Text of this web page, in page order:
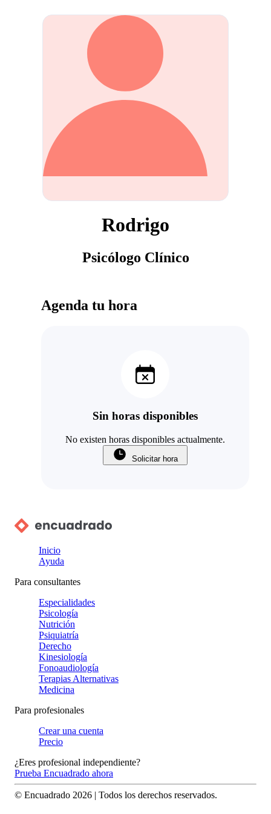
Rodrigo
Psicólogo Clínico
Agenda tu hora
Sin horas disponibles
No existen horas disponibles actualmente.
Solicitar hora
Inicio
Ayuda
Para consultantes
Especialidades
Psicología
Nutrición
Psiquiatría
Derecho
Kinesiología
Fonoaudiología
Terapias Alternativas
Medicina
Para profesionales
Crear una cuenta
Precio
¿Eres profesional independiente?
Prueba Encuadrado ahora
© Encuadrado 2026 | Todos los derechos reservados.